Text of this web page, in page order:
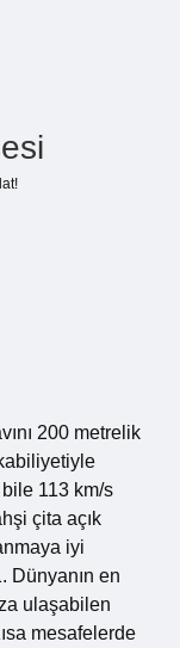
200 metrelik
113 km/s
çita açık
iyi
Dünyanın en
ulaşabilen
mesafelerde